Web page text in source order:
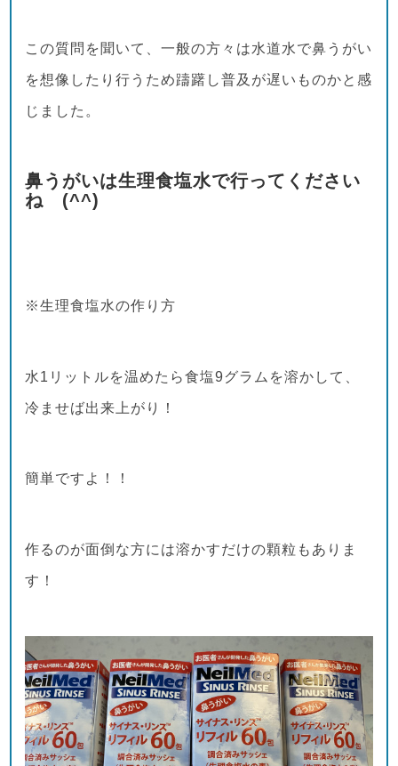
この質問を聞いて、一般の方々は水道水で鼻うがい
を想像したり行うため躊躇し普及が遅いものかと感
じました。
鼻うがいは生理食塩水で行ってください
ね (^^)
※生理食塩水の作り方
水1リットルを温めたら食塩9グラムを溶かして、
冷ませば出来上がり！
簡単ですよ！！
作るのが面倒な方には溶かすだけの顆粒もありま
す！